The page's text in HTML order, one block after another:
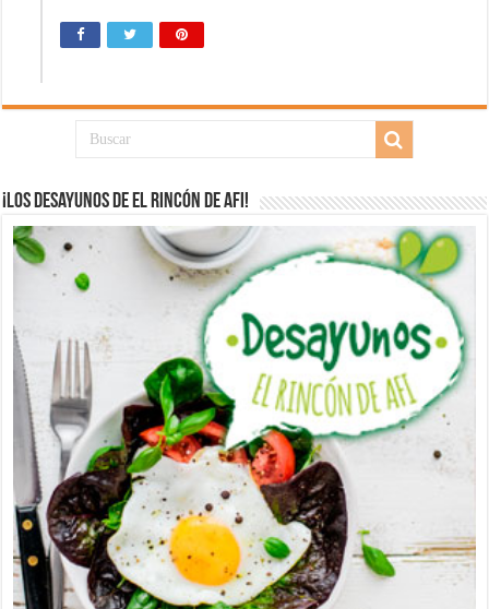
¡Los desayunos de El Rincón de Afi!